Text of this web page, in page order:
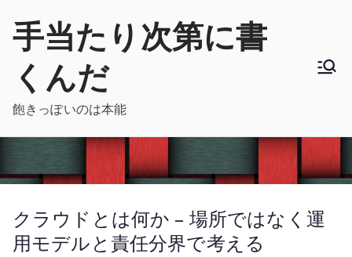
手当たり次第に書
くんだ
飽きっぽいのは本能
クラウドとは何か – 場所ではなく運
用モデルと責任分界で考える